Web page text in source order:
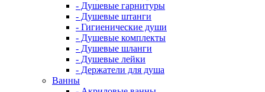
- Душевые гарнитуры
- Душевые штанги
- Гигиенические души
- Душевые комплекты
- Душевые шланги
- Душевые лейки
- Держатели для душа
Ванны